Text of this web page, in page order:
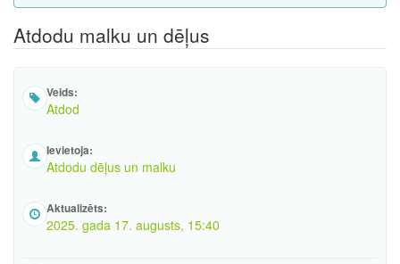
Atdodu malku un dēļus
Veids:
Atdod
Ievietoja:
Atdodu dēļus un malku
Aktualizēts:
2025. gada 17. augusts, 15:40